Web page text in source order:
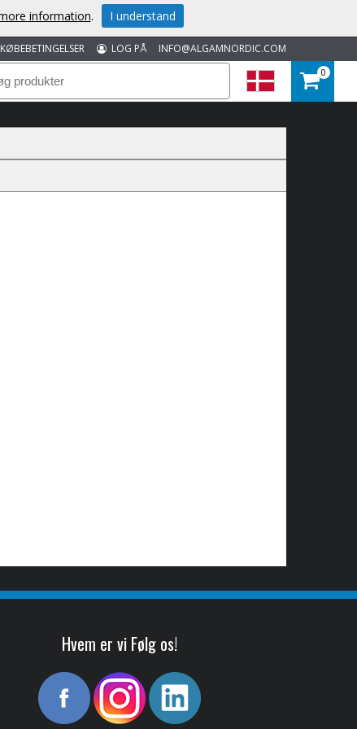
INFO@ALGAMNORDIC.COM
LOG PÅ
KØBEBETINGELSER
0
Hvem er vi Følg os!
information. I understand